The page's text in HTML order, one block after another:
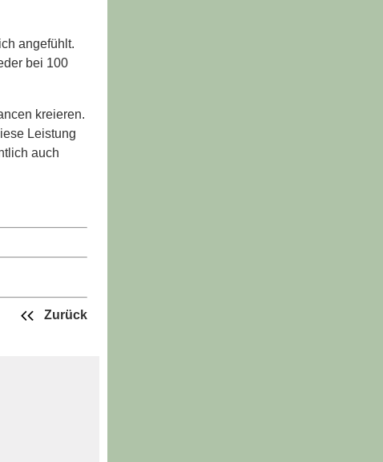
angefühlt.
bei 100
kreieren.
Leistung
auch
Zurück